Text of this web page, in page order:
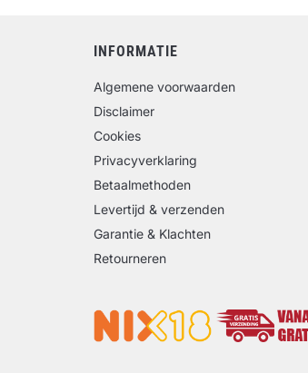
INFORMATIE
Algemene voorwaarden
Disclaimer
Cookies
Privacyverklaring
Betaalmethoden
Levertijd & verzenden
Garantie & Klachten
Retourneren